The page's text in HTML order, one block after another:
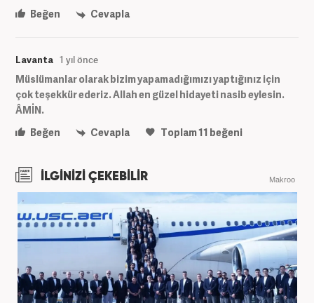
Beğen Cevapla
Lavanta 1 yıl önce
Müslümanlar olarak bizim yapamadığımızı yaptığınız için
çok teşekkür ederiz. Allah en güzel hidayeti nasib eylesin.
ÂMİN.
Beğen
Cevapla Toplam11 beğeni
İLGİNİZİ ÇEKEBİLİR Makroo